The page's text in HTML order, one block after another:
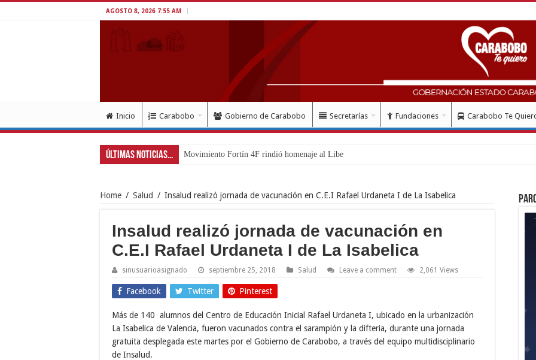
AGOSTO 8, 2026 7:55 AM
Inicio Carabobo Gobierno de Carabobo Secretarías Fundaciones Carabobo Te
Últimas Noticias... Movimiento Fortín 4F rindió homenaje al Libertador Simón Bolíva
Home / Salud / Insalud realizó jornada de vacunación en C.E.I Rafael Urdaneta I de La Isabelica
Insalud realizó jornada de vacunación en
C.E.I Rafael Urdaneta I de La Isabelica
sinusuarioasignado septiembre 25, 2018 Salud Leave a comment 2,061 Views
Facebook Twitter Pinterest
Más de 140 alumnos del Centro de Educación Inicial Rafael Urdaneta I, ubicado en la urbanización
La Isabelica de Valencia, fueron vacunados contra el sarampión y la difteria, durante una jornada
gratuita desplegada este martes por el Gobierno de Carabobo, a través del equipo multidisciplinario
de Insalud.